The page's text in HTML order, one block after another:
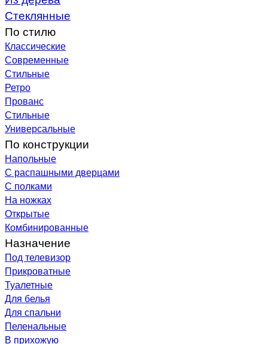
Стеклянные
По стилю
Классические
Современные
Стильные
Ретро
Прованс
Стильные
Универсальные
По конструкции
Напольные
С распашными дверцами
С полками
На ножках
Открытые
Комбинированные
Назначение
Под телевизор
Прикроватные
Туалетные
Для белья
Для спальни
Пеленальные
В прихожую